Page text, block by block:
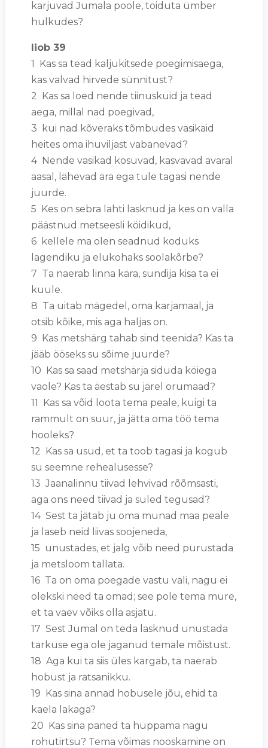
karjuvad Jumala poole, toiduta ümber
hulkudes?
Iiob 39
1 Kas sa tead kaljukitsede poegimisaega,
kas valvad hirvede sünnitust?
2 Kas sa loed nende tiinuskuid ja tead
aega, millal nad poegivad,
3 kui nad kõveraks tõmbudes vasikaid
heites oma ihuviljast vabanevad?
4 Nende vasikad kosuvad, kasvavad avaral
aasal, lähevad ära ega tule tagasi nende
juurde.
5 Kes on sebra lahti lasknud ja kes on valla
päästnud metseesli köidikud,
6 kellele ma olen seadnud koduks
lagendiku ja elukohaks soolakõrbe?
7 Ta naerab linna kära, sundija kisa ta ei
kuule.
8 Ta uitab mägedel, oma karjamaal, ja
otsib kõike, mis aga haljas on.
9 Kas metshärg tahab sind teenida? Kas ta
jääb ööseks su sõime juurde?
10 Kas sa saad metshärja siduda köiega
vaole? Kas ta äestab su järel orumaad?
11 Kas sa võid loota tema peale, kuigi ta
rammult on suur, ja jätta oma töö tema
hooleks?
12 Kas sa usud, et ta toob tagasi ja kogub
su seemne rehealusesse?
13 Jaanalinnu tiivad lehvivad rõõmsasti,
aga ons need tiivad ja suled tegusad?
14 Sest ta jätab ju oma munad maa peale
ja laseb neid liivas soojeneda,
15 unustades, et jalg võib need purustada
ja metsloom tallata.
16 Ta on oma poegade vastu vali, nagu ei
olekski need ta omad; see pole tema mure,
et ta vaev võiks olla asjatu.
17 Sest Jumal on teda lasknud unustada
tarkuse ega ole jaganud temale mõistust.
18 Aga kui ta siis üles kargab, ta naerab
hobust ja ratsanikku.
19 Kas sina annad hobusele jõu, ehid ta
kaela lakaga?
20 Kas sina paned ta hüppama nagu
rohutirtsu? Tema võimas nooskamine on